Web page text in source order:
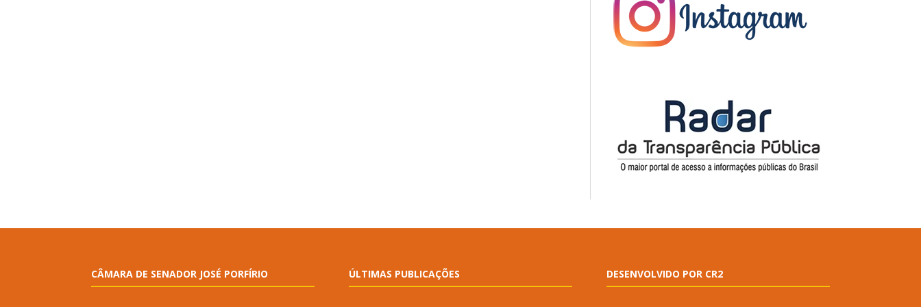
CÂMARA DE SENADOR JOSÉ PORFÍRIO ÚLTIMAS PUBLICAÇÕES DESENVOLVIDO POR CR2